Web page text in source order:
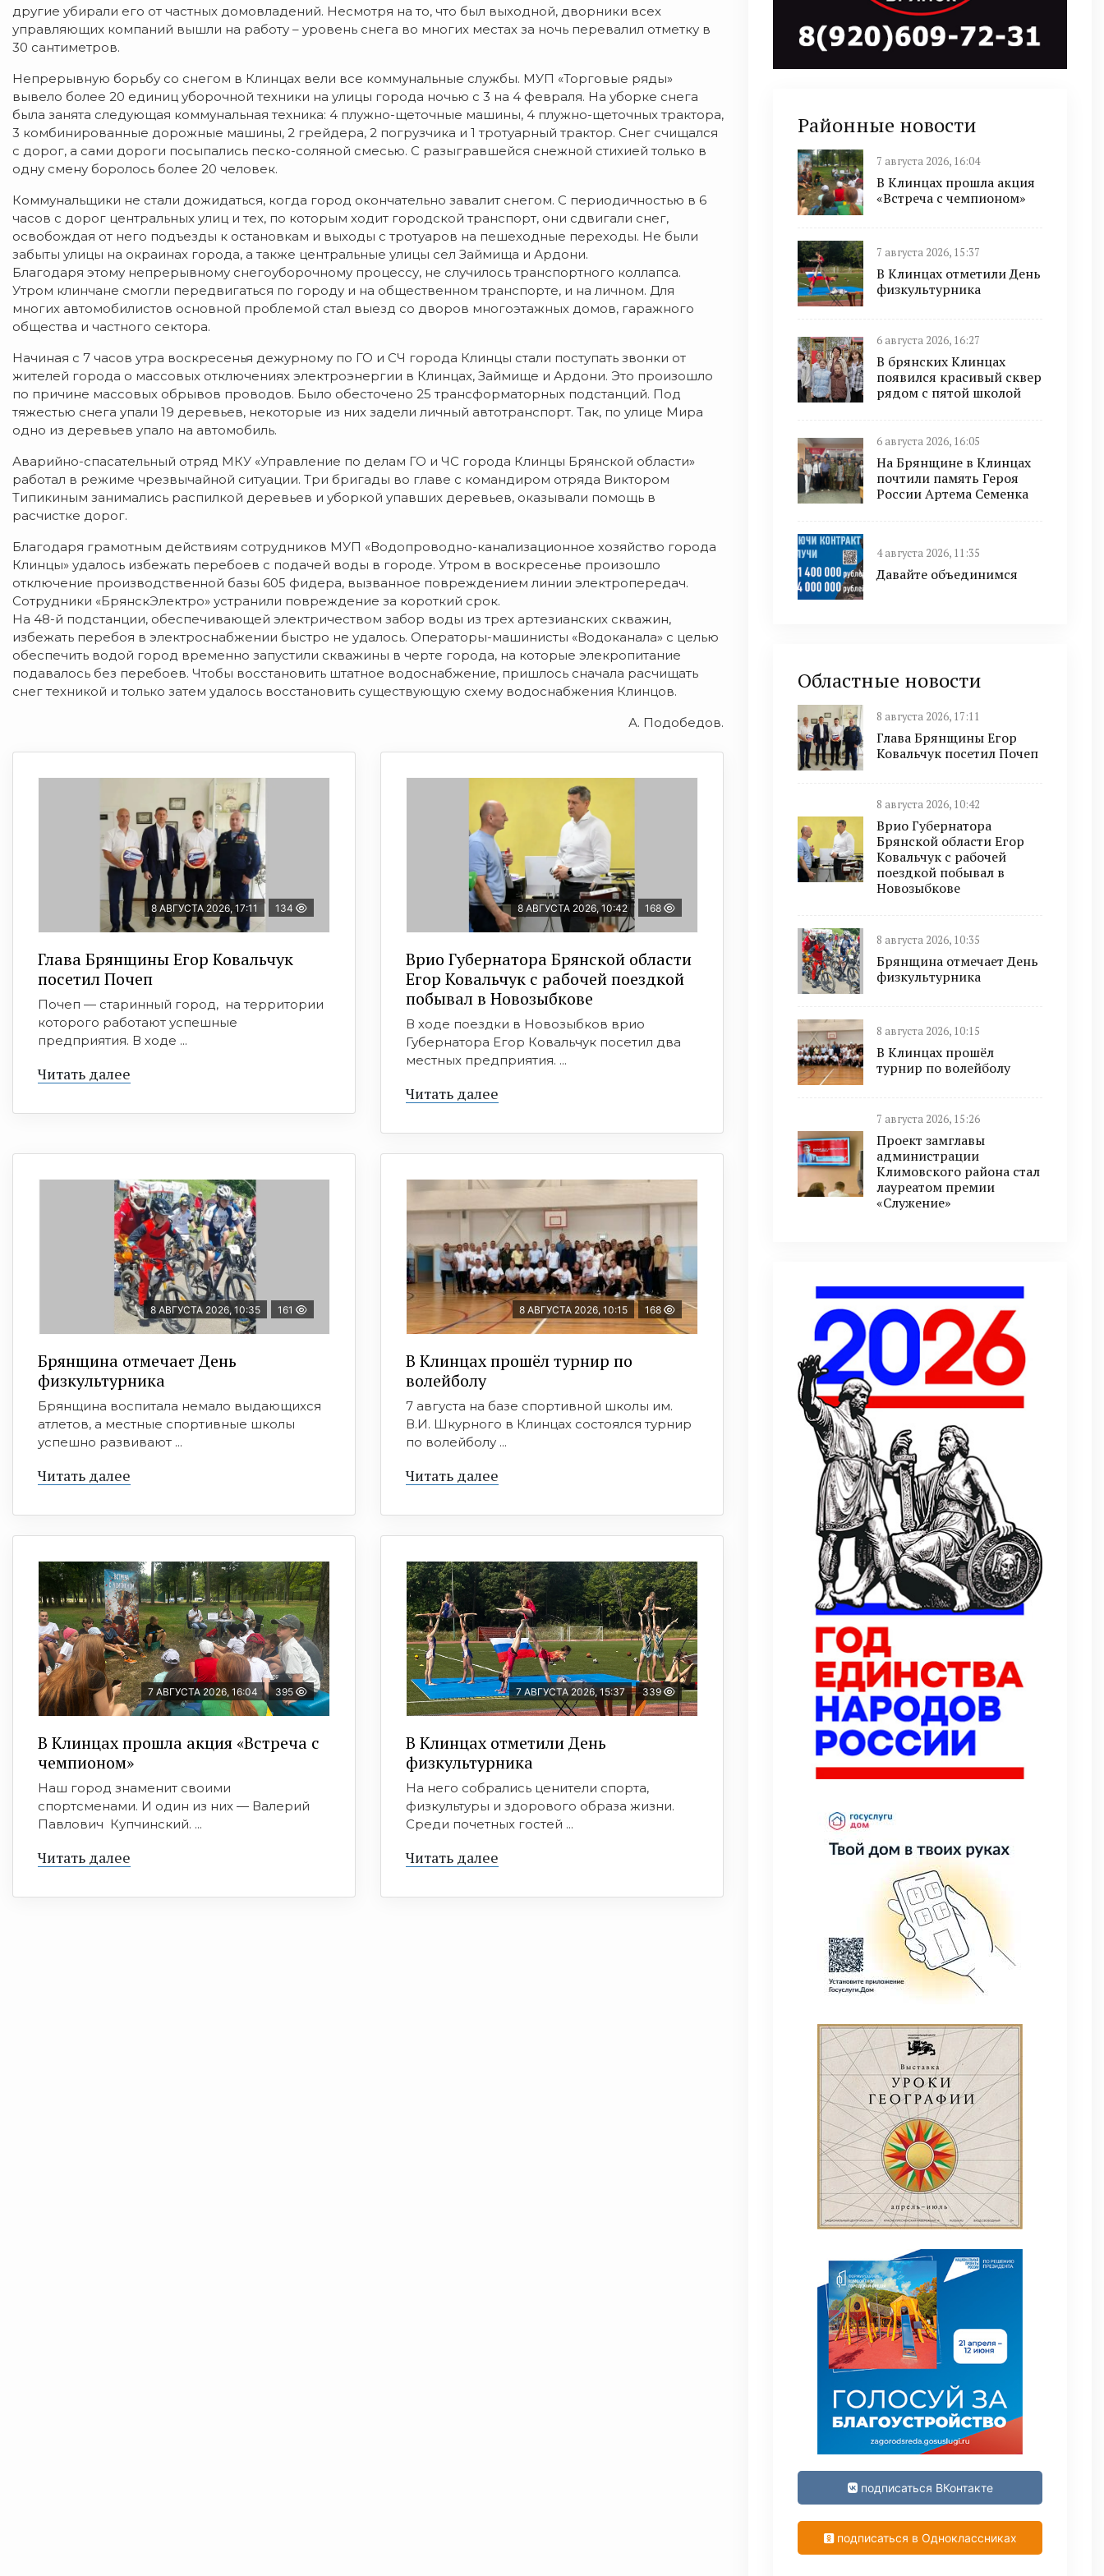
другие убирали его от частных домовладений. Несмотря на то, что был выходной, дворники всех
управляющих компаний вышли на работу – уровень снега во многих местах за ночь перевалил отметку в
30 сантиметров.
Непрерывную борьбу со снегом в Клинцах вели все коммунальные службы. МУП «Торговые ряды»
вывело более 20 единиц уборочной техники на улицы города ночью с 3 на 4 февраля. На уборке снега
была занята следующая коммунальная техника: 4 плужно-щеточные машины, 4 плужно-щеточных трактора,
3 комбинированные дорожные машины, 2 грейдера, 2 погрузчика и 1 тротуарный трактор. Снег счищался
с дорог, а сами дороги посыпались песко-соляной смесью. С разыгравшейся снежной стихией только в
одну смену боролось более 20 человек.
Коммунальщики не стали дожидаться, когда город окончательно завалит снегом. С периодичностью в 6
часов с дорог центральных улиц и тех, по которым ходит городской транспорт, они сдвигали снег,
освобождая от него подъезды к остановкам и выходы с тротуаров на пешеходные переходы. Не были
забыты улицы на окраинах города, а также центральные улицы сел Займища и Ардони.
Благодаря этому непрерывному снегоуборочному процессу, не случилось транспортного коллапса.
Утром клинчане смогли передвигаться по городу и на общественном транспорте, и на личном. Для
многих автомобилистов основной проблемой стал выезд со дворов многоэтажных домов, гаражного
общества и частного сектора.
Начиная с 7 часов утра воскресенья дежурному по ГО и СЧ города Клинцы стали поступать звонки от
жителей города о массовых отключениях электроэнергии в Клинцах, Займище и Ардони. Это произошло
по причине массовых обрывов проводов. Было обесточено 25 трансформаторных подстанций. Под
тяжестью снега упали 19 деревьев, некоторые из них задели личный автотранспорт. Так, по улице Мира
одно из деревьев упало на автомобиль.
Аварийно-спасательный отряд МКУ «Управление по делам ГО и ЧС города Клинцы Брянской области»
работал в режиме чрезвычайной ситуации. Три бригады во главе с командиром отряда Виктором
Типикиным занимались распилкой деревьев и уборкой упавших деревьев, оказывали помощь в
расчистке дорог.
Благодаря грамотным действиям сотрудников МУП «Водопроводно-канализационное хозяйство города
Клинцы» удалось избежать перебоев с подачей воды в городе. Утром в воскресенье произошло
отключение производственной базы 605 фидера, вызванное повреждением линии электропередач.
Сотрудники «БрянскЭлектро» устранили повреждение за короткий срок.
На 48-й подстанции, обеспечивающей электричеством забор воды из трех артезианских скважин,
избежать перебоя в электроснабжении быстро не удалось. Операторы-машинисты «Водоканала» с целью
обеспечить водой город временно запустили скважины в черте города, на которые элекропитание
подавалось без перебоев. Чтобы восстановить штатное водоснабжение, пришлось сначала расчищать
снег техникой и только затем удалось восстановить существующую схему водоснабжения Клинцов.
А. Подобедов.
8 АВГУСТА 2026, 17:11 134
Глава Брянщины Егор Ковальчук
посетил Почеп
Почеп — старинный город, на территории
которого работают успешные
предприятия. В ходе ...
Читать далее
8 АВГУСТА 2026, 10:42 168
Врио Губернатора Брянской области
Егор Ковальчук с рабочей поездкой
побывал в Новозыбкове
В ходе поездки в Новозыбков врио
Губернатора Егор Ковальчук посетил два
местных предприятия. ...
Читать далее
8 АВГУСТА 2026, 10:35 161
Брянщина отмечает День
физкультурника
Брянщина воспитала немало выдающихся
атлетов, а местные спортивные школы
успешно развивают ...
Читать далее
8 АВГУСТА 2026, 10:15 168
В Клинцах прошёл турнир по
волейболу
7 августа на базе спортивной школы им.
В.И. Шкурного в Клинцах состоялся турнир
по волейболу ...
Читать далее
7 АВГУСТА 2026, 16:04 395
В Клинцах прошла акция «Встреча с
чемпионом»
Наш город знаменит своими
спортсменами. И один из них — Валерий
Павлович Купчинский. ...
Читать далее
7 АВГУСТА 2026, 15:37 339
В Клинцах отметили День
физкультурника
На него собрались ценители спорта,
физкультуры и здорового образа жизни.
Среди почетных гостей ...
Читать далее
Районные новости
7 августа 2026, 16:04
В Клинцах прошла акция
«Встреча с чемпионом»
7 августа 2026, 15:37
В Клинцах отметили День
физкультурника
6 августа 2026, 16:27
В брянских Клинцах
появился красивый сквер
рядом с пятой школой
6 августа 2026, 16:05
На Брянщине в Клинцах
почтили память Героя
России Артема Семенка
4 августа 2026, 11:35
Давайте объединимся
Областные новости
8 августа 2026, 17:11
Глава Брянщины Егор
Ковальчук посетил Почеп
8 августа 2026, 10:42
Врио Губернатора
Брянской области Егор
Ковальчук с рабочей
поездкой побывал в
Новозыбкове
8 августа 2026, 10:35
Брянщина отмечает День
физкультурника
8 августа 2026, 10:15
В Клинцах прошёл
турнир по волейболу
7 августа 2026, 15:26
Проект замглавы
администрации
Климовского района стал
лауреатом премии
«Служение»
подписаться ВКонтакте
подписаться в Одноклассниках